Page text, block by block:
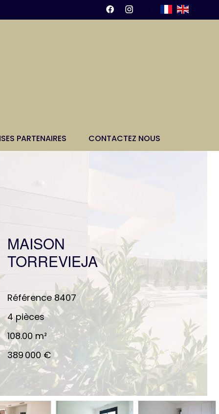
PARTENAIRES CONTACTEZ NOUS
MAISON
TORREVIEJA
Référence8407
4 pièces
108.00 m²
389 000 €